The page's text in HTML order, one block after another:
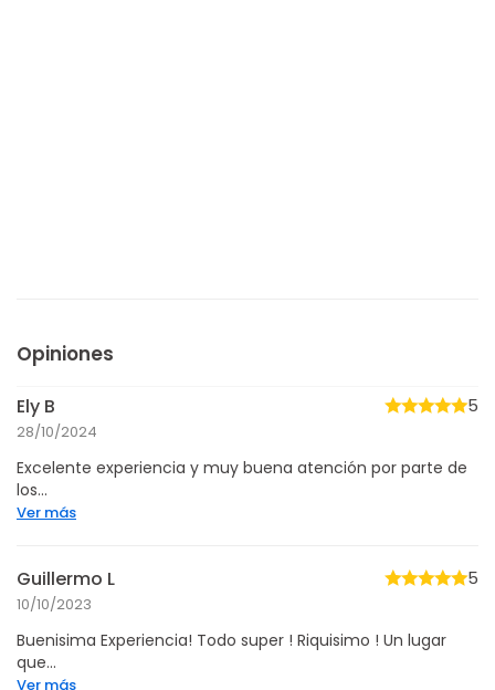
Opiniones
Ely B
28/10/2024
5
Excelente experiencia y muy buena atención por parte de
los...
Ver más
Guillermo L
10/10/2023
5
Buenisima Experiencia! Todo super ! Riquisimo ! Un lugar
que...
Ver más